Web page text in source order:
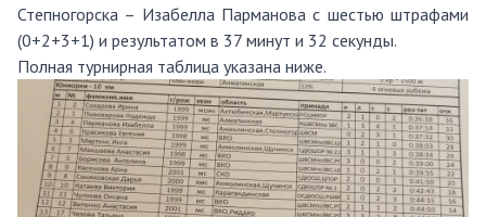
Степногорска – Изабелла Парманова с шестью штрафами
(0+2+3+1) и результатом в 37 минут и 32 секунды.
Полная турнирная таблица указана ниже.